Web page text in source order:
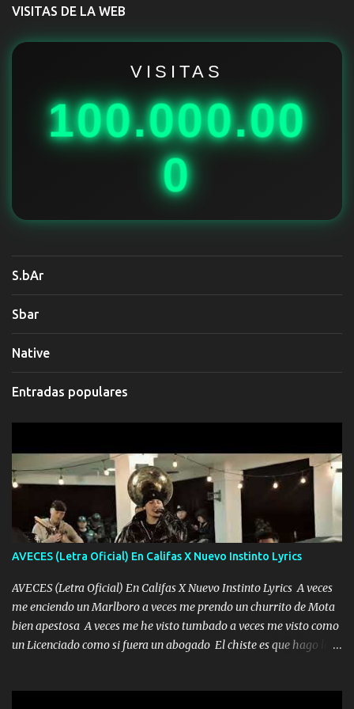
r
VISITAS DE LA WEB
VISITAS
100.000.00
0
S.bAr
Sbar
Native
Entradas populares
AVECES (Letra Oficial) En Califas X Nuevo Instinto Lyrics
AVECES (Letra Oficial) En Califas X Nuevo Instinto Lyrics A veces
me enciendo un Marlboro a veces me prendo un churrito de Mota
bien apestosa A veces me he visto tumbado a veces me visto como
un Licenciado como si fuera un abogado El chiste es que hago lo